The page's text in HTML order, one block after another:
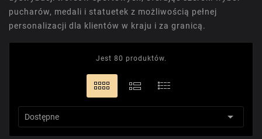
pucharów, medali i statuetek z możliwością pełnej
personalizacji dla klientów w kraju i za granicą.
Jest 80 produktów.
Dostępne 